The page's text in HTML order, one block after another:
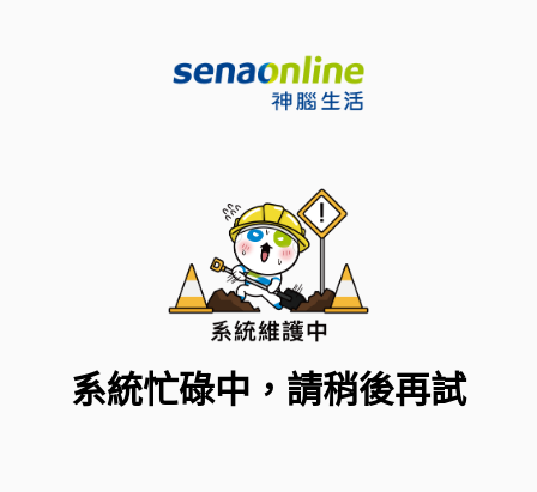
系統忙碌中，請稍後再試